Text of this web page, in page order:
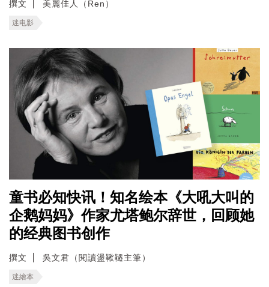
撰文 美麗佳人（Ren）
迷电影
童书必知快讯！知名绘本《大吼大叫的
企鹅妈妈》作家尤塔鲍尔辞世，回顾她
的经典图书创作
撰文 吳文君（閱讀盪鞦韆主筆）
迷繪本